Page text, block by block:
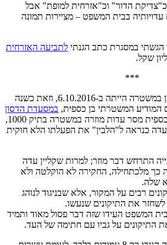
הדור" וכ"אזרחית למופת" אבל
בבית המשפט – מציירות תמונה
במסגרת כתב הגנתי לתביעה האזרחית
***
החקירה הראשונה של קליין במשטרה הייתה ב-6.10.2016, וזאת כשנה
המודיע המשטרתי בן כספית, במסעדת הדסון
, וכחצי שנה אחרי שכספית מסר עדות מוזרה במשטרה בתיק 1000,
כנראה ל"הלבין" את הפעלתו הלא חוקית
התרחש דבר מוזר; למרות שקליין עדה
כך מלכתחילה, החקירה לא הוקלטה ולא
שלה.
רבים על המקור, אלא שבניגוד לנוהג
את התיקונים שנעשו.
המשפט העידו שזה דבר פסול מאוד ותמיד
התיקונים על גביו עם חתימה של העד.